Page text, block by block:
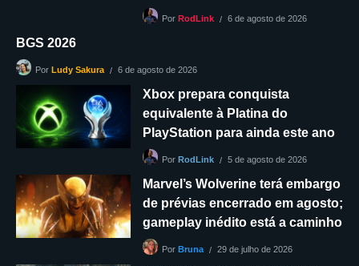
Por RodLink 6 de agosto de 2026
BGS 2026
Por Ludy Sakura 6 de agosto de 2026
Xbox prepara conquista
equivalente à Platina do
PlayStation para ainda este ano
Por RodLink 5 de agosto de 2026
Marvel’s Wolverine terá embargo
de prévias encerrado em agosto;
gameplay inédito está a caminho
Por Bruna 29 de julho de 2026